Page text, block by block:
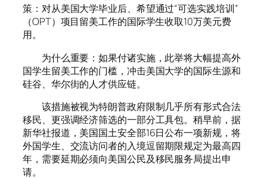
策：对从美国大学毕业后、希望通过“可选实践培训”
（OPT）项目留美工作的国际学生收取10万美元费
用。
为什么重要：如果付诸实施，此举将大幅提高外
国学生留美工作的门槛，冲击美国大学的国际生源和
硅谷、华尔街的人才供应链。
该措施被视为特朗普政府限制几乎所有形式合法
移民、更强调经济筛选的一部分工具包。稍早前，据
新华社报道，美国国土安全部16日公布一项新规，将
外国学生、交流访问者的入境逗留期限规定为最高四
年，需要延期必须向美国公民及移民服务局提出申
请。